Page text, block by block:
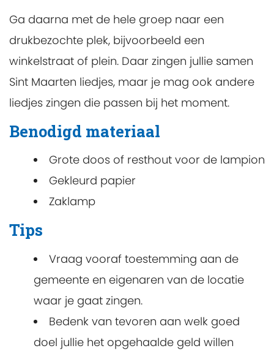
Ga daarna met de hele groep naar een
drukbezochte plek, bijvoorbeeld een
winkelstraat of plein. Daar zingen jullie samen
Sint Maarten liedjes, maar je mag ook andere
liedjes zingen die passen bij het moment.
Benodigd materiaal
Grote doos of resthout voor de lampion
Gekleurd papier
Zaklamp
Tips
Vraag vooraf toestemming aan de
gemeente en eigenaren van de locatie
waar je gaat zingen.
Bedenk van tevoren aan welk goed
doel jullie het opgehaalde geld willen